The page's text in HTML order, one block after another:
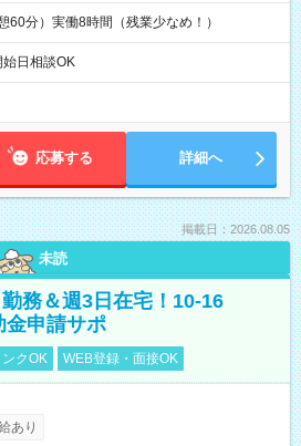
60分）実働8時間（残業少なめ！）
日相談OK
応募する 詳細へ
掲載日：2026.08.05
未読
務＆週3日在宅！10-16
金申請サポ
ンクOK WEB登録・面接OK
あり